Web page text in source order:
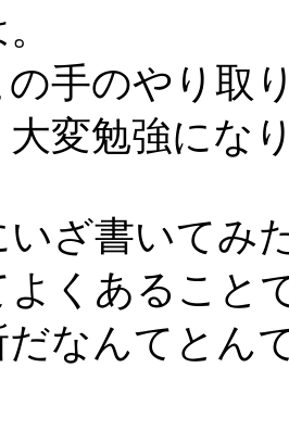
手のやり取
大変勉強にな
いざ書いてみ
よくあること
だなんてとん